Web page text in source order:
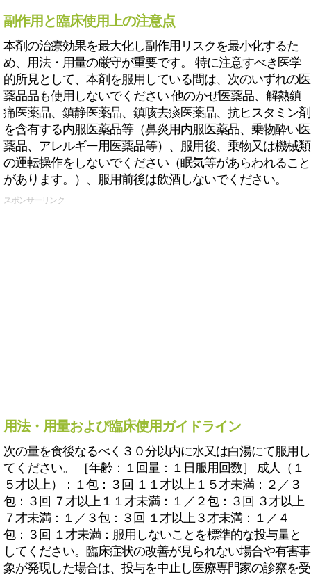
副作用と臨床使用上の注意点
本剤の治療効果を最大化し副作用リスクを最小化するた
め、用法・用量の厳守が重要です。 特に注意すべき医学
的所見として、本剤を服用している間は、次のいずれの医
薬品品も使用しないでください 他のかぜ医薬品、解熱鎮
痛医薬品、鎮静医薬品、鎮咳去痰医薬品、抗ヒスタミン剤
を含有する内服医薬品等（鼻炎用内服医薬品、乗物酔い医
薬品、アレルギー用医薬品等）、服用後、乗物又は機械類
の運転操作をしないでください（眠気等があらわれること
があります。）、服用前後は飲酒しないでください。
スポンサーリンク
用法・用量および臨床使用ガイドライン
次の量を食後なるべく３０分以内に水又は白湯にて服用し
てください。 ［年齢：１回量：１日服用回数］ 成人（１
５才以上）：１包：３回 １１才以上１５才未満：２／３
包：３回 ７才以上１１才未満：１／２包：３回 ３才以上
７才未満：１／３包：３回 １才以上３才未満：１／４
包：３回 １才未満：服用しないことを標準的な投与量と
してください。臨床症状の改善が見られない場合や有害事
象が発現した場合は、投与を中止し医療専門家の診察を受